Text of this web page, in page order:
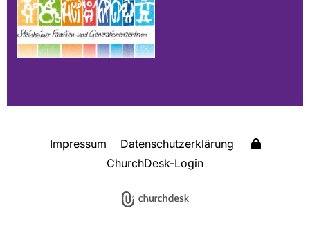
Impressum
Datenschutzerklärung
ChurchDesk-Login